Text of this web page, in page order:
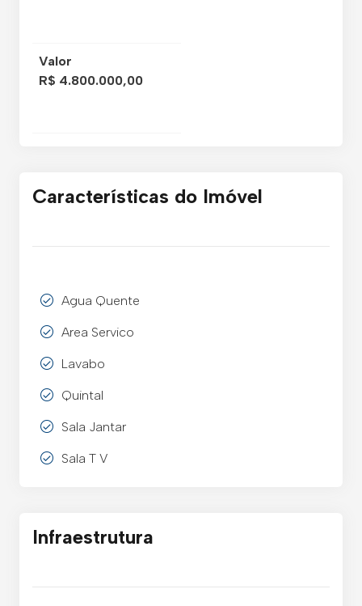
Valor
R$ 4.800.000,00
Características do Imóvel
Agua Quente
Area Servico
Lavabo
Quintal
Sala Jantar
Sala T V
Infraestrutura